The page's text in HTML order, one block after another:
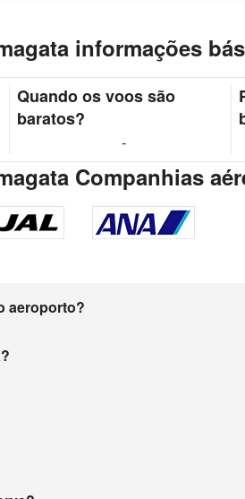
informações
Quando os voos são
baratos?
-
Companhias
aeroporto?